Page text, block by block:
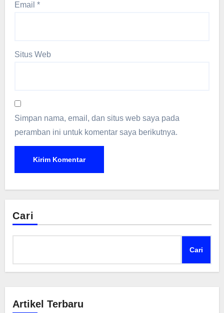
Email*
Situs Web
Simpan nama, email, dan situs web saya pada
peramban ini untuk komentar saya berikutnya.
Cari
Cari
Artikel Terbaru